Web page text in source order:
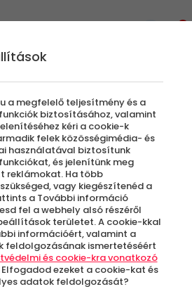
(992) |
helyszínen
a megfelelő teljesítmény és a
biztosításához, valamint
kéri a cookie-k
felek közösségimédia- és
használatával biztosítunk
és jelenítünk meg
reklámokat. Ha több
vagy kiegészítenéd a
a További információ
fel a webhely alsó részéről
területet. A cookie-kkal
információért, valamint a
feldolgozásának ismertetéséért
és cookie-kra vonatkozó
Elfogadod ezeket a cookie-kat és
adatok feldolgozását?